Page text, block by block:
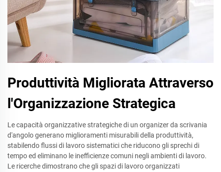
Produttività Migliorata Attraverso
l'Organizzazione Strategica
Le capacità organizzative strategiche di un organizer da scrivania
d'angolo generano miglioramenti misurabili della produttività,
stabilendo flussi di lavoro sistematici che riducono gli sprechi di
tempo ed eliminano le inefficienze comuni negli ambienti di lavoro.
Le ricerche dimostrano che gli spazi di lavoro organizzati